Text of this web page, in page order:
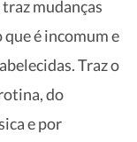
mudanças
que é incomum e
Traz o
do
e por